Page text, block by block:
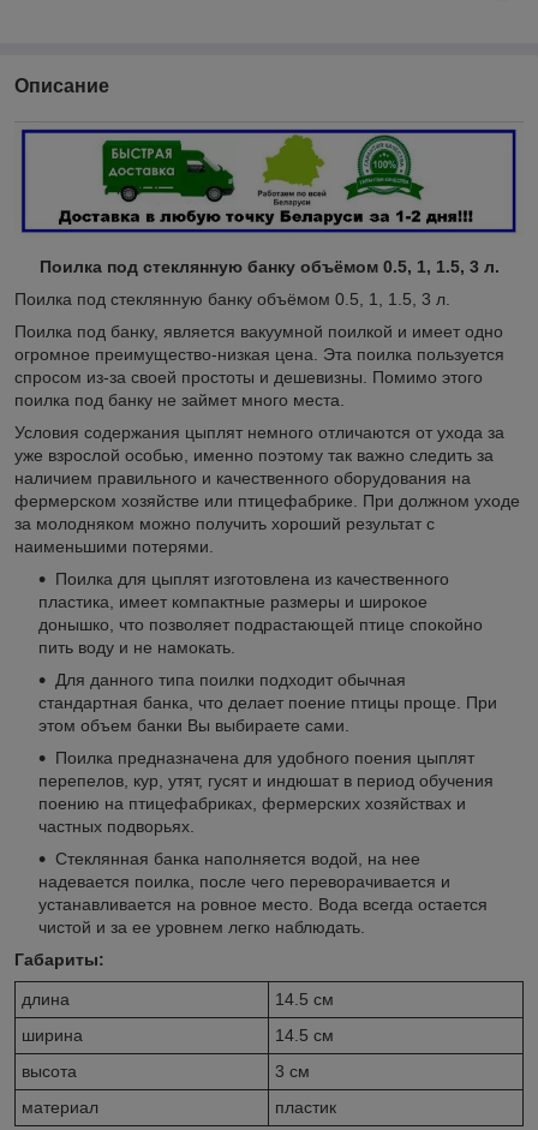
Описание
Поилка под стеклянную банку объёмом 0.5, 1, 1.5, 3 л.
Поилка под стеклянную банку объёмом 0.5, 1, 1.5, 3 л.
Поилка под банку, является вакуумной поилкой и имеет одно
огромное преимущество-низкая цена. Эта поилка пользуется
спросом из-за своей простоты и дешевизны. Помимо этого
поилка под банку не займет много места.
Условия содержания цыплят немного отличаются от ухода за
уже взрослой особью, именно поэтому так важно следить за
наличием правильного и качественного оборудования на
фермерском хозяйстве или птицефабрике. При должном уходе
за молодняком можно получить хороший результат с
наименьшими потерями.
Поилка для цыплят изготовлена из качественного
пластика, имеет компактные размеры и широкое
донышко, что позволяет подрастающей птице спокойно
пить воду и не намокать.
Для данного типа поилки подходит обычная
стандартная банка, что делает поение птицы проще. При
этом объем банки Вы выбираете сами.
Поилка предназначена для удобного поения цыплят
перепелов, кур, утят, гусят и индюшат в период обучения
поению на птицефабриках, фермерских хозяйствах и
частных подворьях.
Стеклянная банка наполняется водой, на нее
надевается поилка, после чего переворачивается и
устанавливается на ровное место. Вода всегда остается
чистой и за ее уровнем легко наблюдать.
Габариты:
длина
14.5 см
ширина
14.5 см
высота
3 см
материал
пластик